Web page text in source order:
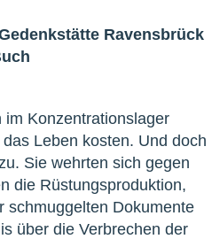
Ravensbrück
Konzentrationslager
Leben kosten. Und doch
Sie wehrten sich gegen
die Rüstungsproduktion,
schmuggelten Dokumente
über die Verbrechen der